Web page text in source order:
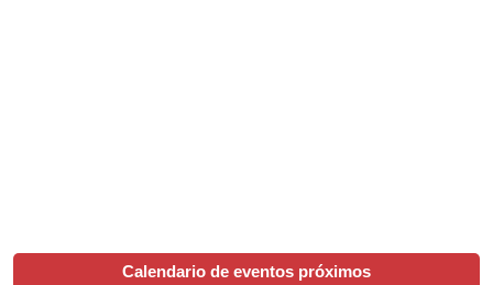
Calendario de eventos próximos